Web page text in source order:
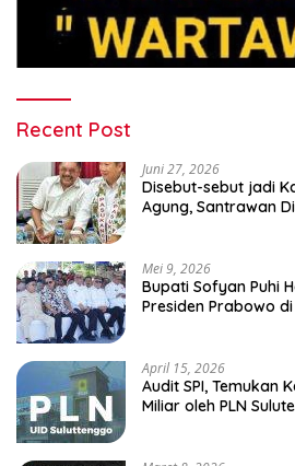
Recent Post
Juni 27, 2026
Disebut-sebut jadi
Agung, Santrawan
Mei 9, 2026
Bupati Sofyan Puhi
Presiden Prabowo
April 15, 2026
Audit SPI, Temukan
Miliar oleh PLN